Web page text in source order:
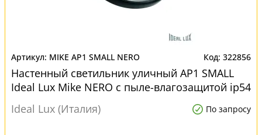
MIKE AP1 SMALL NERO 322856
Настенный светильник уличный AP1 SMALL
Ideal Lux Mike NERO с пыле-влагозащитой ip54
Ideal Lux (Италия)
По запросу